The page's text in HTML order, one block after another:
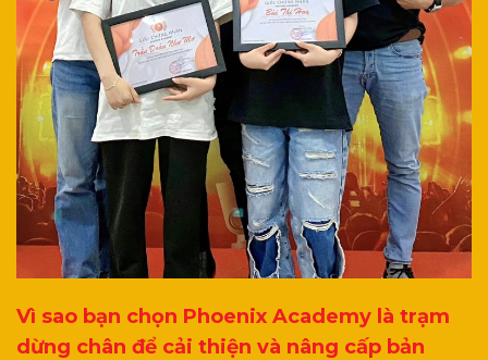
Vì sao bạn chọn Phoenix Academy là trạm
dừng chân để cải thiện và nâng cấp bản